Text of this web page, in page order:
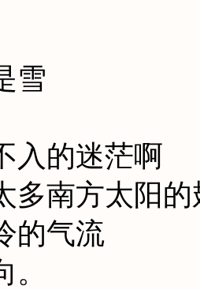
雪
入的迷茫啊
多南方太阳的
的气流